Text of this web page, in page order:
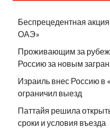
Беспрецедентная
ОАЭ»
Проживающим за
Россию за новым
Израиль внес Россию в
ограничил выезд
Паттайя решила
сроки и условия въезда